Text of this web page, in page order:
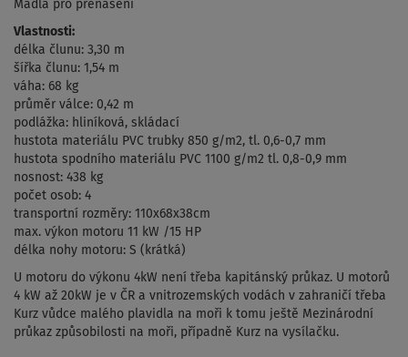
Madla pro přenášení
Vlastnosti:
délka člunu: 3,30 m
šířka člunu: 1,54 m
váha: 68 kg
průměr válce: 0,42 m
podlážka: hliníková, skládací
hustota materiálu PVC trubky 850 g/m2, tl. 0,6-0,7 mm
hustota spodního materiálu PVC 1100 g/m2 tl. 0,8-0,9 mm
nosnost: 438 kg
počet osob: 4
transportní rozměry: 110x68x38cm
max. výkon motoru 11 kW /15 HP
délka nohy motoru: S (krátká)
U motoru do výkonu 4kW není třeba kapitánský průkaz. U motorů
4 kW až 20kW je v ČR a vnitrozemských vodách v zahraničí třeba
Kurz vůdce malého plavidla na moři k tomu ještě Mezinárodní
průkaz způsobilosti na moři, případně Kurz na vysílačku.